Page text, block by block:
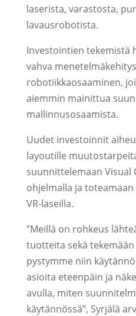
laserista, varastosta,
lavausrobotista.
Investointien tekemistä
vahva
robotiikkaosaaminen,
aiemmin mainittua
mallinnusosaamista.
Uudet investoinnit
layoutille
suunnittelemaan Visual
ohjelmalla ja
VR-laseilla.
”Meillä on rohkeus
tuotteita sekä
pystymme niin
asioita eteenpäin ja
avulla, miten
käytännössä”, Syrjälä